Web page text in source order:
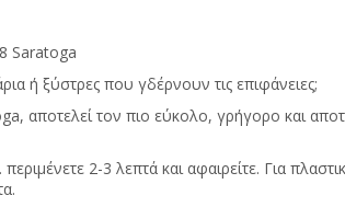
Saratoga
ή ξύστρες που γδέρνουν τις επιφάνειες;
αποτελεί τον πιο εύκολο, γρήγορο και
2-3 λεπτά και αφαιρείτε. Για